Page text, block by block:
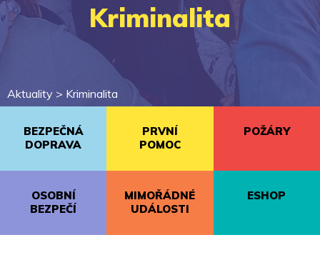
Kriminalita
Aktuality > Kriminalita
BEZPEČNÁ
DOPRAVA
PRVNÍ
POMOC
POŽÁRY
OSOBNÍ
BEZPEČÍ
MIMOŘÁDNÉ
UDÁLOSTI
ESHOP